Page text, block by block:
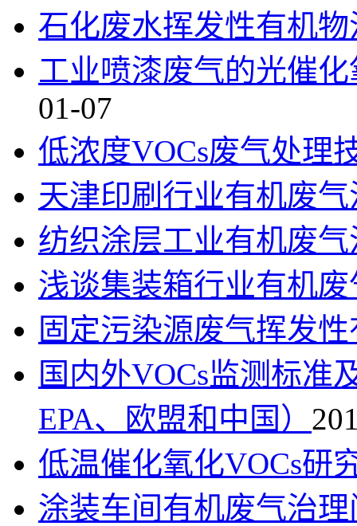
石化废水挥发性有机
工业喷漆废气的光催
01-07
低浓度VOCs废气处理
天津印刷行业有机废
纺织涂层工业有机废
浅谈集装箱行业有机
固定污染源废气挥发
国内外VOCs监测标准
EPA、欧盟和中国）
低温催化氧化VOCs研
涂装车间有机废气治